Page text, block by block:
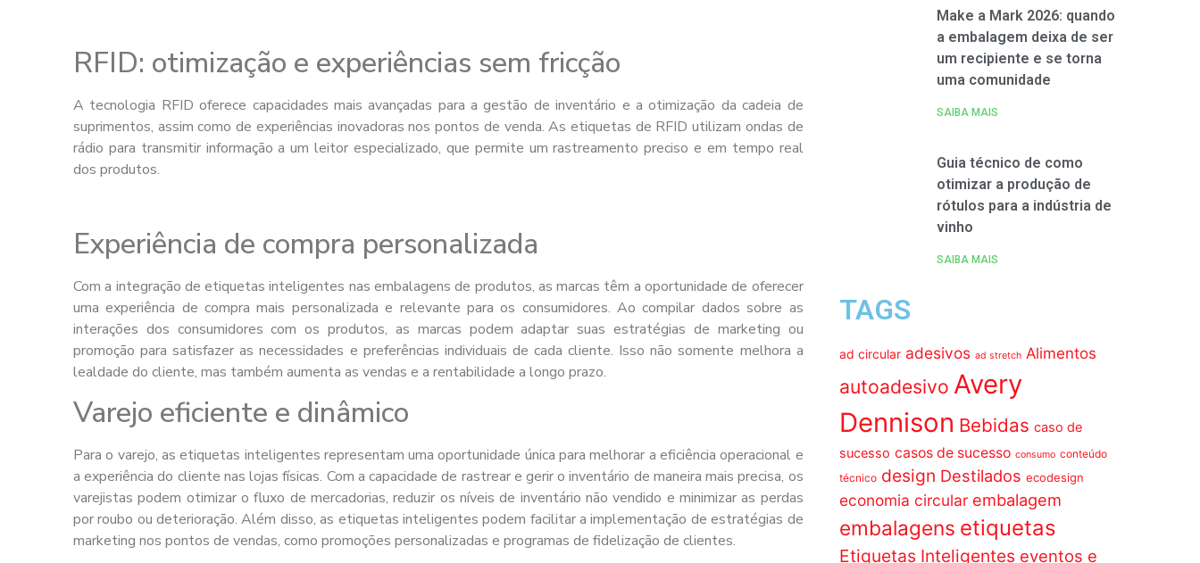
RFID: otimização e experiências sem fricção
A tecnologia RFID oferece capacidades mais avançadas para a gestão de inventário e a otimização da cadeia de
suprimentos, assim como de experiências inovadoras nos pontos de venda. As etiquetas de RFID utilizam ondas de
rádio para transmitir informação a um leitor especializado, que permite um rastreamento preciso e em tempo real
dos produtos.
Experiência de compra personalizada
Com a integração de etiquetas inteligentes nas embalagens de produtos, as marcas têm a oportunidade de oferecer
uma experiência de compra mais personalizada e relevante para os consumidores. Ao compilar dados sobre as
interações dos consumidores com os produtos, as marcas podem adaptar suas estratégias de marketing ou
promoção para satisfazer as necessidades e preferências individuais de cada cliente. Isso não somente melhora a
lealdade do cliente, mas também aumenta as vendas e a rentabilidade a longo prazo.
Varejo eficiente e dinâmico
Para o varejo, as etiquetas inteligentes representam uma oportunidade única para melhorar a eficiência operacional e
a experiência do cliente nas lojas físicas. Com a capacidade de rastrear e gerir o inventário de maneira mais precisa, os
varejistas podem otimizar o fluxo de mercadorias, reduzir os níveis de inventário não vendido e minimizar as perdas
por roubo ou deterioração. Além disso, as etiquetas inteligentes podem facilitar a implementação de estratégias de
marketing nos pontos de vendas, como promoções personalizadas e programas de fidelização de clientes.
Make a Mark 2026: quando
a embalagem deixa de ser
um recipiente e se torna
uma comunidade
SAIBA MAIS
Guia técnico de como
otimizar a produção de
rótulos para a indústria de
vinho
SAIBA MAIS
TAGS
ad circular adesivos ad stretch Alimentos
autoadesivo Avery
Dennison Bebidas caso de
sucesso casos de sucesso consumo conteúdo
técnico design Destilados ecodesign
economia circular embalagem
embalagens etiquetas
Etiquetas Inteligentes eventos e